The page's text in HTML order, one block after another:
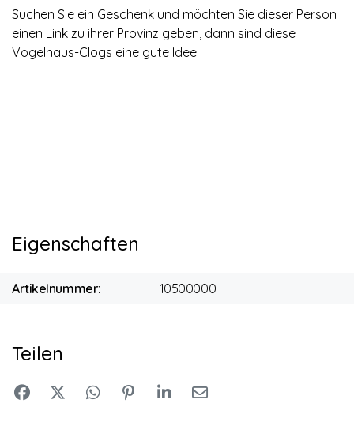
Suchen Sie ein Geschenk und möchten Sie dieser Person
einen Link zu ihrer Provinz geben, dann sind diese
Vogelhaus-Clogs eine gute Idee.
Eigenschaften
Artikelnummer: 10500000
Teilen